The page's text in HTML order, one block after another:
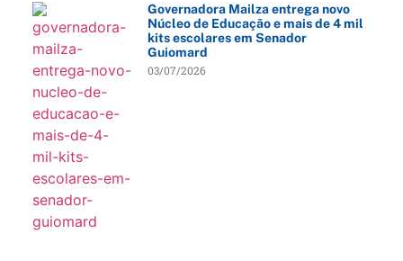
Governadora Mailza entrega novo
Núcleo de Educação e mais de 4 mil
kits escolares em Senador
Guiomard
03/07/2026